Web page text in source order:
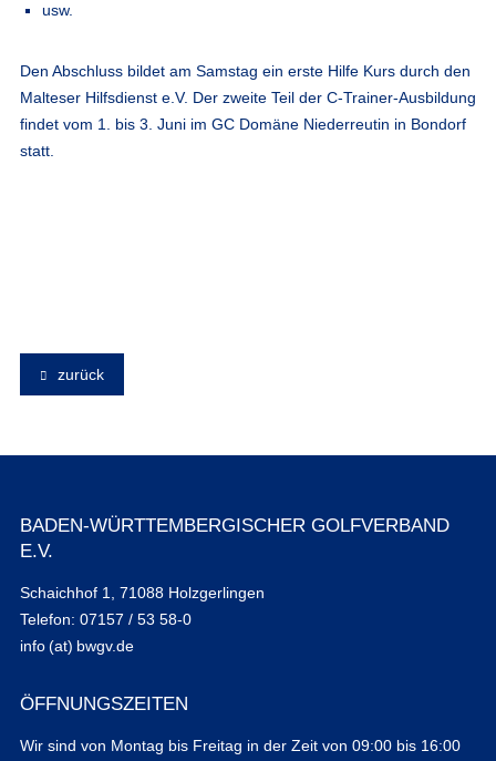
usw.
Den Abschluss bildet am Samstag ein erste Hilfe Kurs durch den
Malteser Hilfsdienst e.V. Der zweite Teil der C-Trainer-Ausbildung
findet vom 1. bis 3. Juni im GC Domäne Niederreutin in Bondorf
statt.
zurück
BADEN-WÜRTTEMBERGISCHER GOLFVERBAND
E.V.
Schaichhof 1, 71088 Holzgerlingen
Telefon: 07157 / 53 58-0
info (at) bwgv.de
ÖFFNUNGSZEITEN
Wir sind von Montag bis Freitag in der Zeit von 09:00 bis 16:00